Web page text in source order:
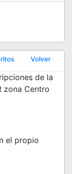
Volver
de la
zona Centro
el propio